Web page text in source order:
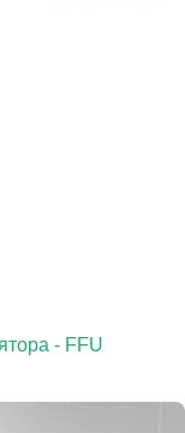
- FFU